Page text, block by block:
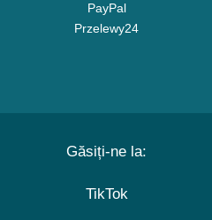
PayPal
Przelewy24
Găsiți-ne la:
TikTok